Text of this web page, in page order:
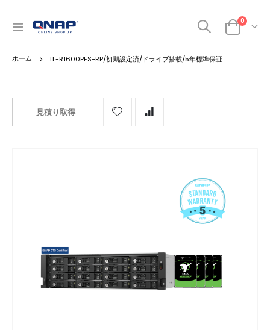
ナ
呼
カート
0商品
TL-R1600PES-RP/初期設定済/ドライブ搭載/5年標準保証
見積り取得